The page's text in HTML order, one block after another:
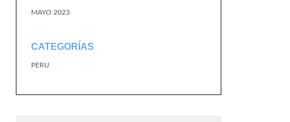
MAYO 2023
CATEGORÍAS
PERU